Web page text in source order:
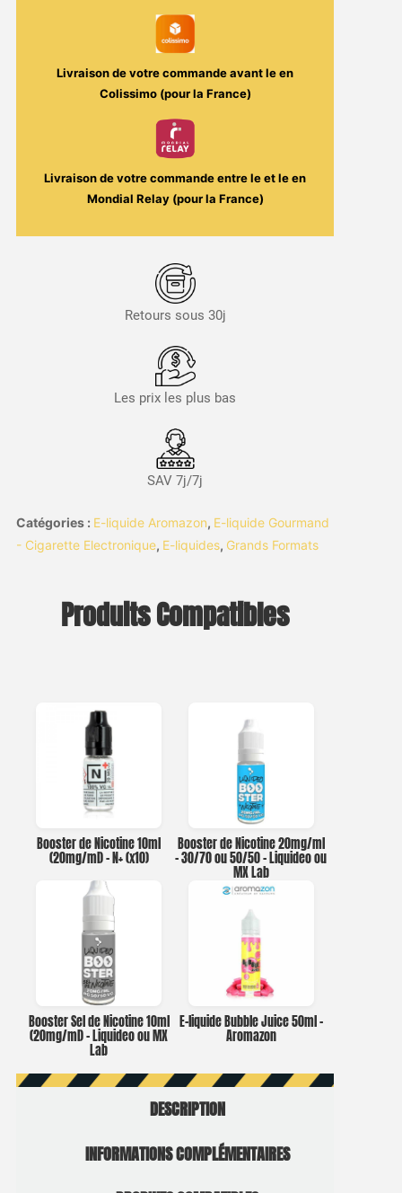
Livraison de votre commande avant leen
Colissimo (pour la France)
Livraison de votre commande entre leet leen
Mondial Relay (pour la France)
Retours sous 30j
Les prix les plus bas
SAV 7j/7j
Catégories : E-liquide Aromazon, E-liquide Gourmand
- Cigarette Electronique, E-liquides, Grands Formats
Produits Compatibles
Booster de Nicotine 10ml
(20mg/ml) – N+ (x10)
Booster de Nicotine 20mg/ml
– 30/70 ou 50/50 – Liquideo ou
MX Lab
Booster Sel de Nicotine 10ml
(20mg/ml) – Liquideo ou MX
Lab
E-liquide Bubble Juice 50ml –
Aromazon
DESCRIPTION
INFORMATIONS COMPLÉMENTAIRES